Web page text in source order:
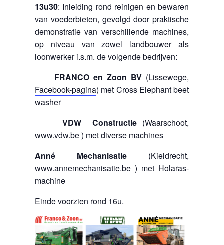
13u30: Inleiding rond reinigen en bewaren
van voederbieten, gevolgd door praktische
demonstratie van verschillende machines,
op niveau van zowel landbouwer als
loonwerker i.s.m. de volgende bedrijven:
FRANCO en Zoon BV (Lissewege,
Facebook-pagina) met Cross Elephant beet
washer
VDW Constructie (Waarschoot,
www.vdw.be) met diverse machines
Anné Mechanisatie (Kieldrecht,
www.annemechanisatie.be ) met Holaras-
machine
Einde voorzien rond 16u.